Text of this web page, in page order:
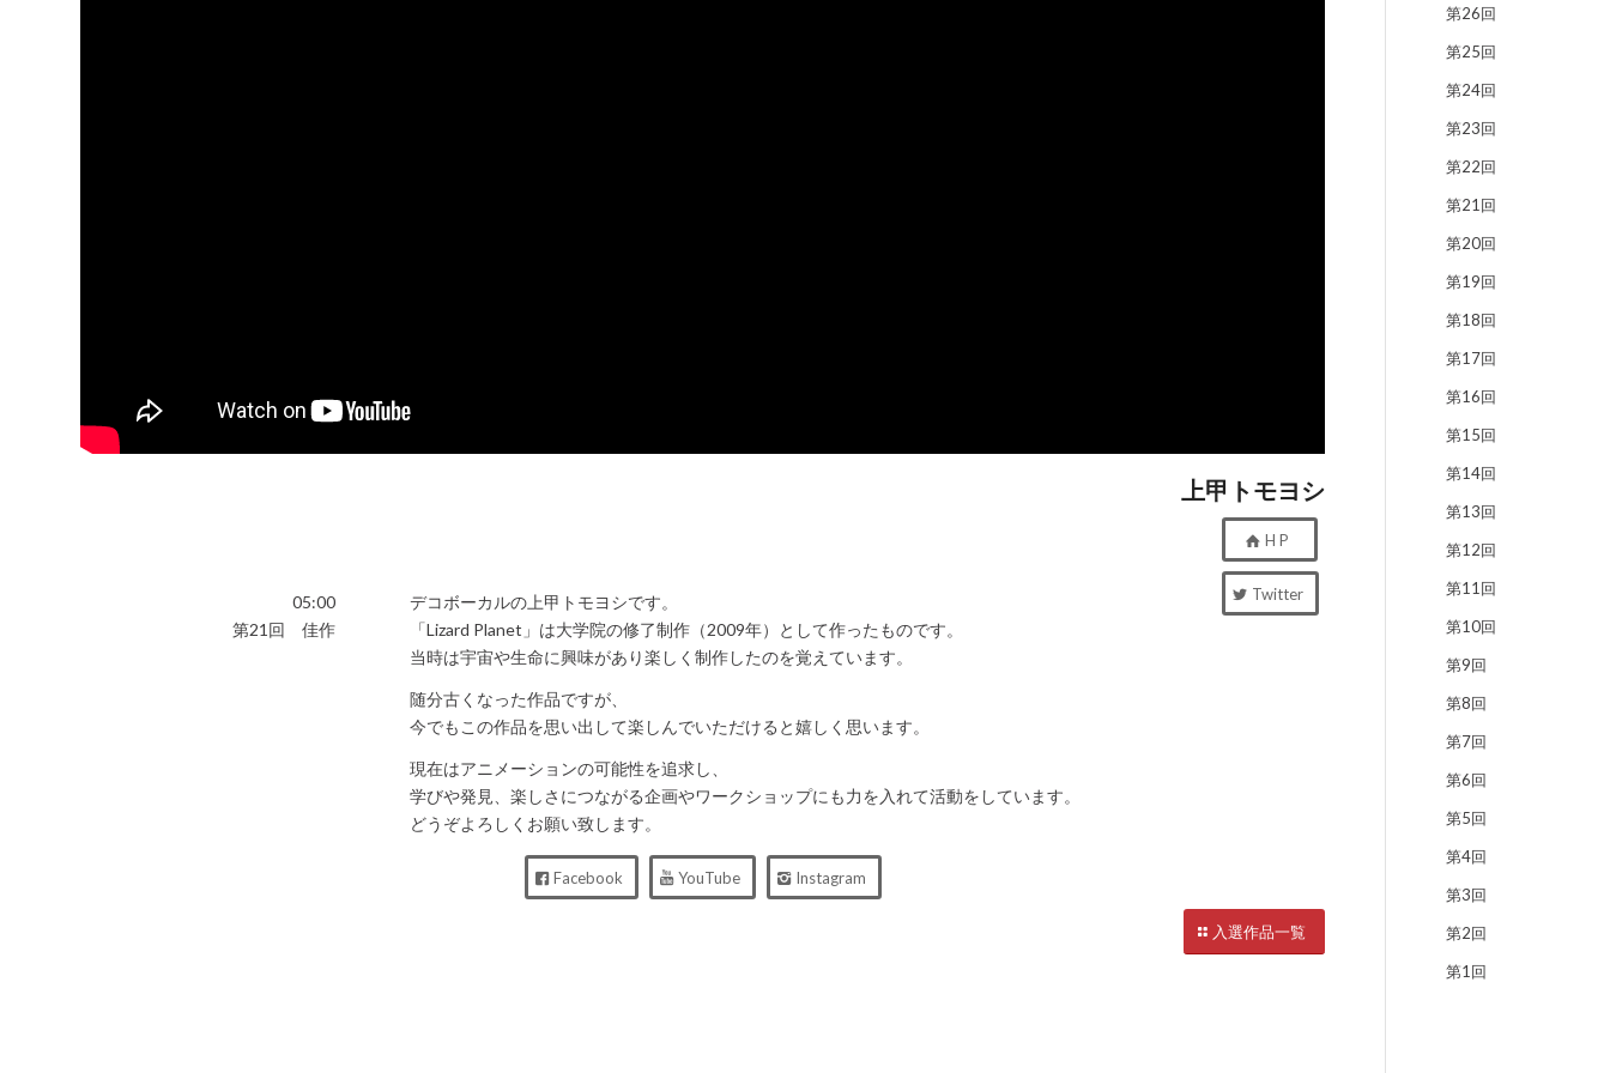
上甲トモヨシ
05:00
第21回 佳作
デコボーカルの上甲トモヨシです。
「Lizard Planet」は大学院の修了制作（2009年）として作ったものです。
当時は宇宙や生命に興味があり楽しく制作したのを覚えています。
随分古くなった作品ですが、
今でもこの作品を思い出して楽しんでいただけると嬉しく思います。
現在はアニメーションの可能性を追求し、
学びや発見、楽しさにつながる企画やワークショップにも力を入れて活動をしています。
どうぞよろしくお願い致します。
H P
Twitter
Facebook YouTube Instagram
入選作品一覧
第26回
第25回
第24回
第23回
第22回
第21回
第20回
第19回
第18回
第17回
第16回
第15回
第14回
第13回
第12回
第11回
第10回
第9回
第8回
第7回
第6回
第5回
第4回
第3回
第2回
第1回